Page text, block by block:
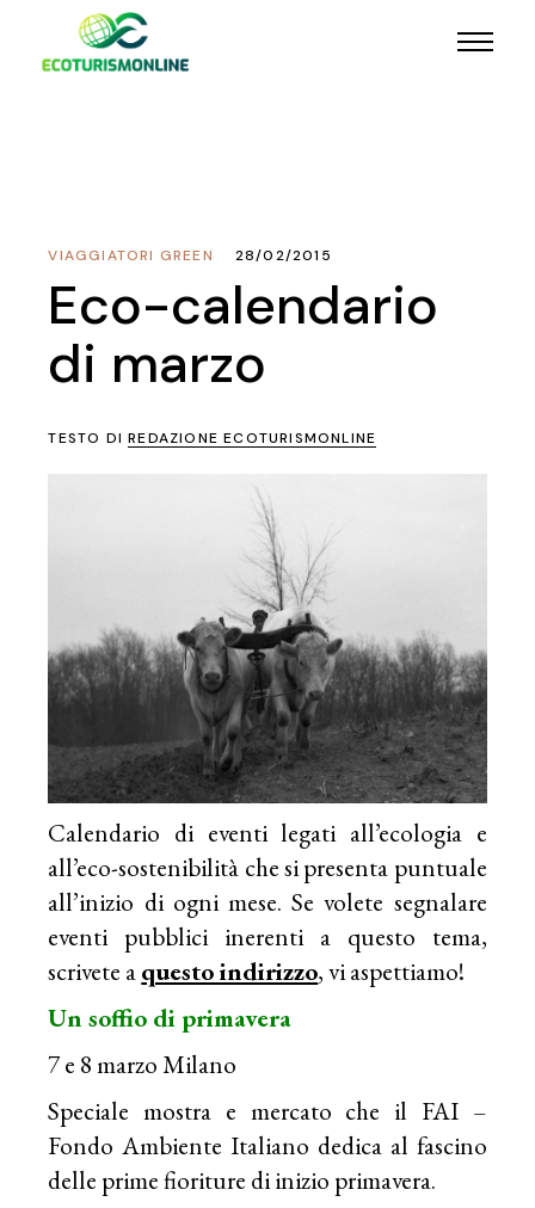
VIAGGIATORI GREEN 28/02/2015
Eco-calendario
di marzo
TESTO DIREDAZIONE ECOTURISMONLINE
Calendario di eventi legati all’ecologia e
all’eco-sostenibilità che si presenta puntuale
all’inizio di ogni mese. Se volete segnalare
eventi pubblici inerenti a questo tema,
scrivete aquesto indirizzo, vi aspettiamo!
Un soffio di primavera
7 e 8 marzo Milano
Speciale mostra e mercato che il FAI –
Fondo Ambiente Italiano dedica al fascino
delle prime fioriture di inizio primavera.